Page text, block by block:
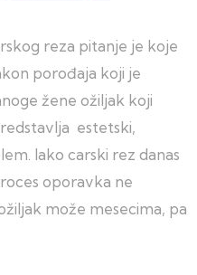
reza pitanje je koje
porođaja koji je
žene ožiljak koji
estetski,
Iako carski rez danas
oporavka ne
može mesecima, pa